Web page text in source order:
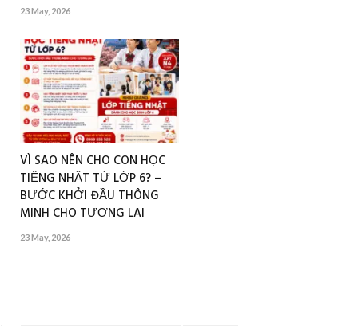
23 May, 2026
VÌ SAO NÊN CHO CON HỌC
TIẾNG NHẬT TỪ LỚP 6? –
BƯỚC KHỞI ĐẦU THÔNG
MINH CHO TƯƠNG LAI
23 May, 2026